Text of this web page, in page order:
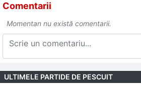
Comentarii
Momentan nu există comentarii.
ULTIMELE PARTIDE DE PESCUIT